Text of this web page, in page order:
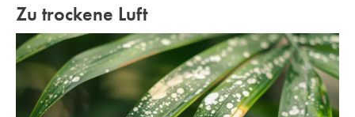
Zu trockene Luft